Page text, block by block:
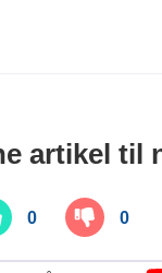
artikel til
0 0